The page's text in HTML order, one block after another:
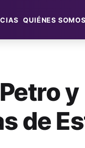
QUIÉNES SOMOS
y
de